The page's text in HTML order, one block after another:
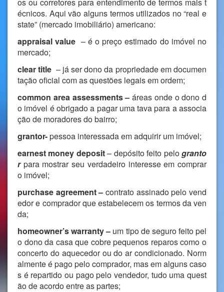
écnicos. Aqui vão alguns termos utilizados no “real e
state” (mercado imobiliário) americano:
appraisal value – é o preço estimado do imóvel no
mercado;
clear title – já ser dono da propriedade em documen
tação oficial com as questões legais em ordem;
common area assessments– áreas onde o dono d
o imóvel é obrigado a pagar uma tava para a associa
ção de moradores do bairro;
grantor-pessoa interessada em adquirir um imóvel;
earnest money deposit– depósito feito pelogranto
rpara mostrar seu verdadeiro interesse em comprar
o imóvel;
purchase agreement– contrato assinado pelo vend
edor e comprador que estabelecem os termos da ven
da;
homeowner’s warranty– um tipo de seguro feito pel
o dono da casa que cobre pequenos reparos como o
concerto do aquecedor ou do ar condicionado. Norm
almente é pago pelo comprador, mas em alguns caso
s é repartido ou pago pelo vendedor, tudo uma quest
ão de acordo entre as partes;